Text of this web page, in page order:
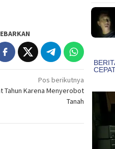
Pos berikutnya
Tahun Karena Menyerobot
Tanah